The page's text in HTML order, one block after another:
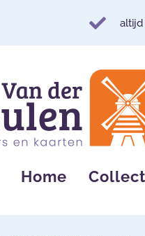
altijd
Home